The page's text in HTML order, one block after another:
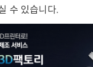
수 있습니다.